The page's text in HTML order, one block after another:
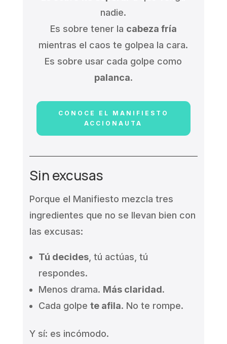
nadie.
Es sobre tener la cabeza fría
mientras el caos te golpea la cara.
Es sobre usar cada golpe como
palanca.
CONOCE EL MANIFIESTO
ACCIONAUTA
Sin excusas
Porque el Manifiesto mezcla tres
ingredientes que no se llevan bien con
las excusas:
Tú decides , tú actúas, tú
respondes.
Menos drama. Más claridad.
Cada golpete afila. No te rompe.
Y sí: es incómodo.